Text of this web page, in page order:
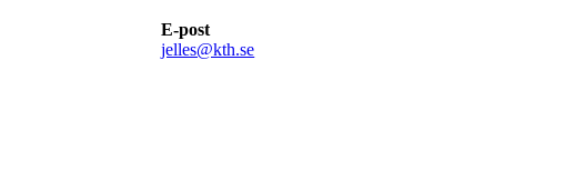
E-post
jelles@kth.se